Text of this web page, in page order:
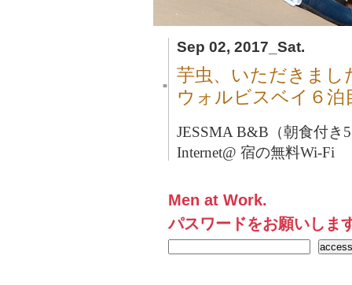
Sep 02, 2017_Sat.
■
芋虫、いただきまし
ウォルビスベイ６泊
JESSMA B&B（朝食付き
Internet@ 宿の無料Wi-Fi
Men at Work.
パスワードをお願いしま